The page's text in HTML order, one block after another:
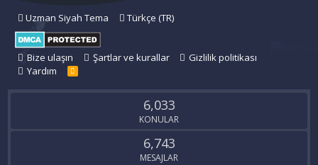
Uzman Siyah Tema Türkçe (TR)
Bize ulaşın Şartlar ve kurallar
Gizlilik politikası
Yardım
R
S
6,033
KONULAR
6,743
MESAJLAR